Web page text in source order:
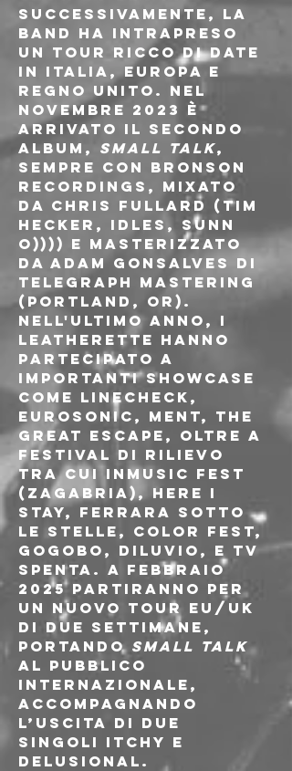
Successivamente, la
band ha intrapreso
un tour ricco di date
in Italia, Europa e
Regno Unito. Nel
novembre 2023 è
arrivato il secondo
album, Small Talk,
sempre con Bronson
Recordings, mixato
da Chris Fullard (Tim
Hecker, IDLES, SUNN
O)))) e masterizzato
da Adam Gonsalves di
Telegraph Mastering
(Portland, OR).
Nell'ultimo anno, i
Leatherette hanno
partecipato a
importanti showcase
come Linecheck,
Eurosonic, MENT, The
Great Escape, oltre a
festival di rilievo
tra cui INMUSIC Fest
(Zagabria), Here I
Stay, Ferrara Sotto
le Stelle, Color Fest,
GOGOBO, Diluvio, e TV
Spenta. A febbraio
2025 partiranno per
un nuovo tour EU/UK
di due settimane,
portando Small Talk
al pubblico
internazionale,
accompagnando
l’uscita di due
singoli Itchy e
Delusional.